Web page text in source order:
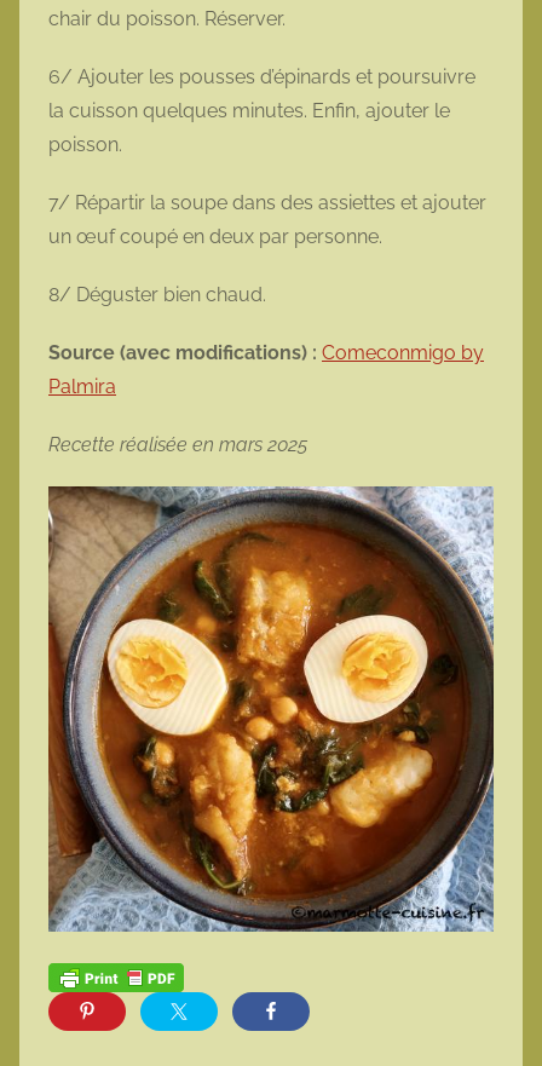
chair du poisson. Réserver.
6/ Ajouter les pousses d’épinards et poursuivre
la cuisson quelques minutes. Enfin, ajouter le
poisson.
7/ Répartir la soupe dans des assiettes et ajouter
un œuf coupé en deux par personne.
8/ Déguster bien chaud.
Source (avec modifications) : Comeconmigo by
Palmira
Recette réalisée en mars 2025